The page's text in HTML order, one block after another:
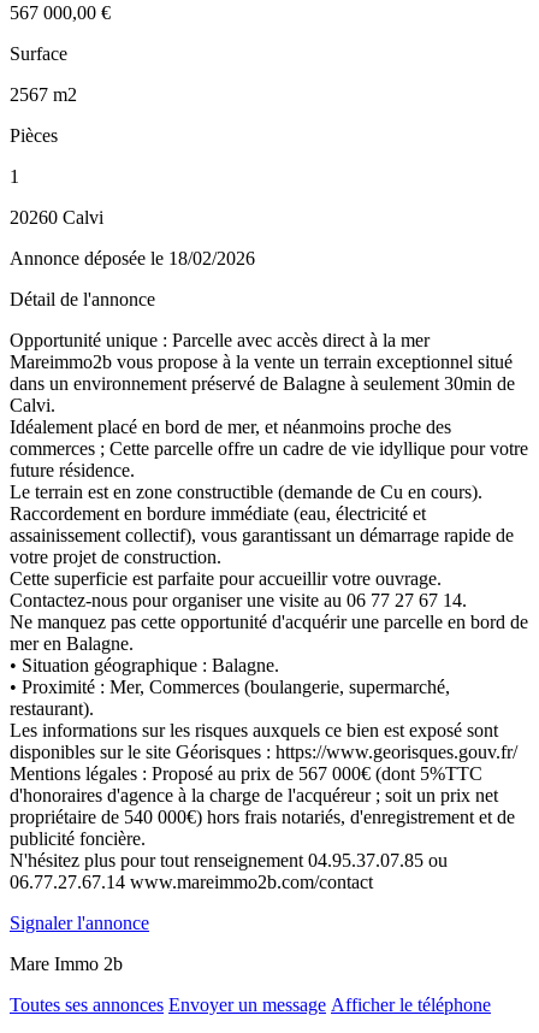
567 000,00 €
Surface
2567 m2
Pièces
1
20260 Calvi
Annonce déposée le 18/02/2026
Détail de l'annonce
Opportunité unique : Parcelle avec accès direct à la mer
Mareimmo2b vous propose à la vente un terrain exceptionnel situé
dans un environnement préservé de Balagne à seulement 30min de
Calvi.
Idéalement placé en bord de mer, et néanmoins proche des
commerces ; Cette parcelle offre un cadre de vie idyllique pour votre
future résidence.
Le terrain est en zone constructible (demande de Cu en cours).
Raccordement en bordure immédiate (eau, électricité et
assainissement collectif), vous garantissant un démarrage rapide de
votre projet de construction.
Cette superficie est parfaite pour accueillir votre ouvrage.
Contactez-nous pour organiser une visite au 06 77 27 67 14.
Ne manquez pas cette opportunité d'acquérir une parcelle en bord de
mer en Balagne.
• Situation géographique : Balagne.
• Proximité : Mer, Commerces (boulangerie, supermarché,
restaurant).
Les informations sur les risques auxquels ce bien est exposé sont
disponibles sur le site Géorisques : https://www.georisques.gouv.fr/
Mentions légales : Proposé au prix de 567 000€ (dont 5%TTC
d'honoraires d'agence à la charge de l'acquéreur ; soit un prix net
propriétaire de 540 000€) hors frais notariés, d'enregistrement et de
publicité foncière.
N'hésitez plus pour tout renseignement 04.95.37.07.85 ou
06.77.27.67.14 www.mareimmo2b.com/contact
Signaler l'annonce
Mare Immo 2b
Toutes ses annonces Envoyer un message Afficher le téléphone